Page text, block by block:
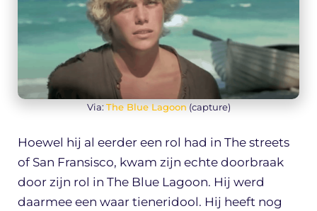
Via: The Blue Lagoon (capture)
Hoewel hij al eerder een rol had in The streets
of San Fransisco, kwam zijn echte doorbraak
door zijn rol in The Blue Lagoon. Hij werd
daarmee een waar tieneridool. Hij heeft nog